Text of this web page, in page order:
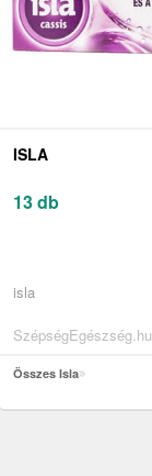
ISLA
13 db
isla
SzépségEgészség.hu
Összes Isla